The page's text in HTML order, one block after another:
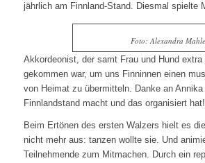
jährlich am Finnland-Stand. Diesmal spielte
Foto: Alexandra
Akkordeonist, der samt Frau und Hund extra
gekommen war, um uns Finninnen einen
von Heimat zu übermitteln. Danke an
Finnlandstand macht und das organisiert hat!
Beim Ertönen des ersten Walzers hielt es
nicht mehr aus: tanzen wollte sie. Und
Teilnehmende zum Mitmachen. Durch ein